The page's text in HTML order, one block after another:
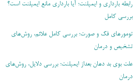
رابطه بارداری و ایمپلنت؛ آیا بارداری مانع ایمپلنت است؟
بررسی کامل
تومورهای فک و صورت؛ بررسی کامل علائم، روش‌های
تشخیص و درمان
علت بوی بد دهان بعداز ایمپلنت؛ بررسی دلایل، روش‌های
درمان